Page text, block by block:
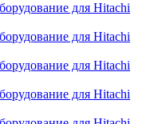
для Hitachi
для Hitachi
для Hitachi
для Hitachi